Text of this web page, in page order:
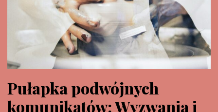
Pułapka podwójnych
komunikatów: Wyzwania i